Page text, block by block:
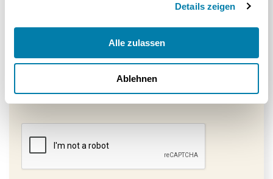
Details zeigen
Alle zulassen
Ablehnen
E-Mail* Mobil / Festnetz*
Ich stimme der Datenschutzerklärung und den AGBs zu. Ein